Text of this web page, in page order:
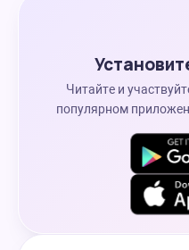
Читайте и
популярном